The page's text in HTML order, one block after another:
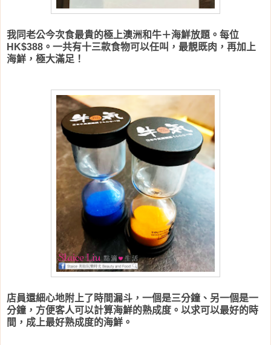
我同老公今次食最貴的極上澳洲和牛＋海鮮放題。每位
HK$388。一共有十三款食物可以任叫，最靚既肉，再加上
海鮮，極大滿足！
店員還細心地附上了時間漏斗，一個是三分鐘、另一個是一
分鐘，方便客人可以計算海鮮的熟成度。以求可以最好的時
間，成上最好熟成度的海鮮。